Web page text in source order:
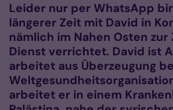
Leider nur per WhatsApp
längerer Zeit mit David in
nämlich im Nahen Osten zur
Dienst verrichtet. David ist
arbeitet aus Überzeugung
arbeitet er in einem